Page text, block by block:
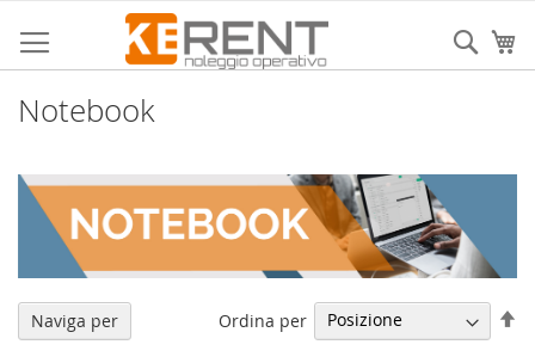
al
contenuto
Notebook
Ordina per
Naviga per